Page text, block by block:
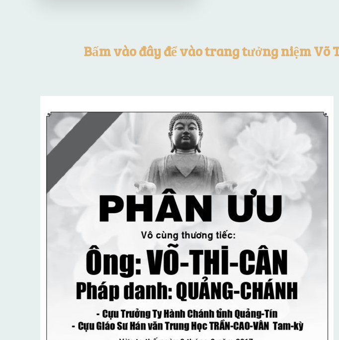
Bấm vào đây để vào trang tưởng niệm Võ